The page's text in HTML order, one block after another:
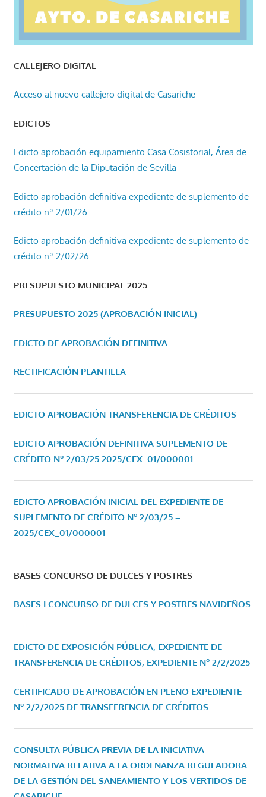
CALLEJERO DIGITAL
Acceso al nuevo callejero digital de Casariche
EDICTOS
Edicto aprobación equipamiento Casa Cosistorial, Área de
Concertación de la Diputación de Sevilla
Edicto aprobación definitiva expediente de suplemento de
crédito nº 2/01/26
Edicto aprobación definitiva expediente de suplemento de
crédito nº 2/02/26
PRESUPUESTO MUNICIPAL 2025
PRESUPUESTO 2025 (APROBACIÓN INICIAL)
EDICTO DE APROBACIÓN DEFINITIVA
RECTIFICACIÓN PLANTILLA
EDICTO APROBACIÓN TRANSFERENCIA DE CRÉDITOS
EDICTO APROBACIÓN DEFINITIVA SUPLEMENTO DE
CRÉDITO Nº 2/03/25 2025/CEX_01/000001
EDICTO APROBACIÓN INICIAL DEL EXPEDIENTE DE
SUPLEMENTO DE CRÉDITO Nº 2/03/25 –
2025/CEX_01/000001
BASES CONCURSO DE DULCES Y POSTRES
BASES I CONCURSO DE DULCES Y POSTRES NAVIDEÑOS
EDICTO DE EXPOSICIÓN PÚBLICA, EXPEDIENTE DE
TRANSFERENCIA DE CRÉDITOS, EXPEDIENTE Nº 2/2/2025
CERTIFICADO DE APROBACIÓN EN PLENO EXPEDIENTE
Nº 2/2/2025 DE TRANSFERENCIA DE CRÉDITOS
CONSULTA PÚBLICA PREVIA DE LA INICIATIVA
NORMATIVA RELATIVA A LA ORDENANZA REGULADORA
DE LA GESTIÓN DEL SANEAMIENTO Y LOS VERTIDOS DE